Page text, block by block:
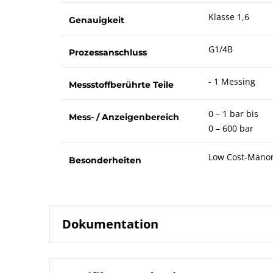
Genauigkeit Klasse 1,6
Prozessanschluss G1/4B
Messstoffberührte Teile - 1 Messing
Mess- / Anzeigenbereich
0 – 1 bar bis
0 – 600 bar
Besonderheiten Low Cost-
Dokumentation